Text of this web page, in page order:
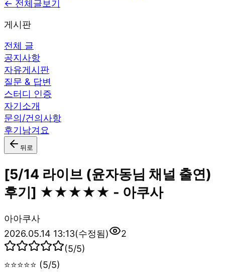
← 전체글보기
게시판
전체 글
공지사항
자유게시판
질문 & 답변
스터디 인증
자기소개
문의/건의사항
후기남겨요
뒤로
[5/14 라이브 (윤자동님 채널 출연)
후기] ★★★★★ - 아쿠사
아아쿠사
2026.05.14 13:13(수정됨)
2
(5/5)
⭐⭐⭐⭐⭐ (5/5)